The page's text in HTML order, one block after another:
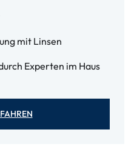
mit Linsen
Experten im Haus